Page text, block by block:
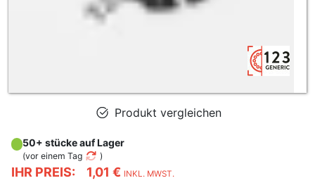
Produkt vergleichen
IHR PREIS: 1,01 € INKL. MWST.
50+ stücke auf Lager
(vor einem Tag )